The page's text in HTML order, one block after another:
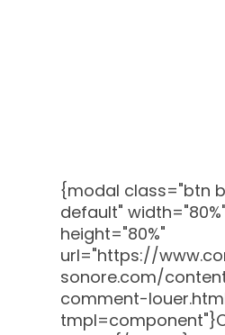
{modal class="btn
default" width="80%"
height="80%"
url="https://
sonore.com/
comment-